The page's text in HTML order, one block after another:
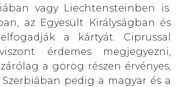
vagy Liechtensteinben is.
az Egyesült Királyságban és
a kártyát. Ciprussal
érdemes megjegyezni,
a görög részen érvényes,
pedig a magyar és a